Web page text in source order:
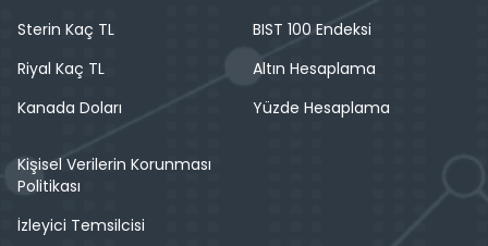
Sterin Kaç TL
Riyal Kaç TL
Kanada Doları
BIST 100 Endeksi
Altın Hesaplama
Yüzde Hesaplama
Kişisel Verilerin Korunması
Politikası
İzleyici Temsilcisi